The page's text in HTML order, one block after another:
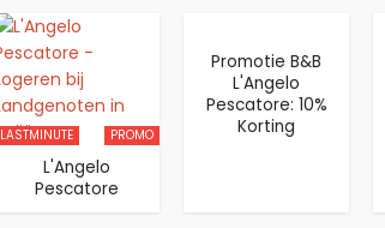
LASTMINUTE PROMO
L'Angelo
Pescatore
Promotie B&B
L'Angelo
Pescatore: 10%
Korting